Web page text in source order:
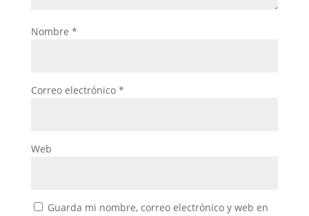
Nombre *
Correo electrónico *
Web
Guarda mi nombre, correo electrónico y web en